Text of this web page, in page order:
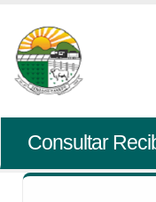
Consultar